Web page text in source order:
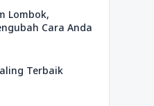
Lombok,
Cara Anda
Terbaik